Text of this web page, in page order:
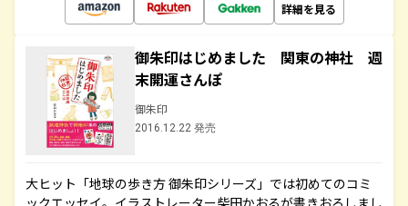
詳細を見る
御朱印はじめました 関東の神社 週
末開運さんぽ
御朱印
2016.12.22 発売
大ヒット「地球の歩き方 御朱印シリーズ」では初めてのコミ
ックエッセイ。イラストレーター柴田かおるが書きおろしまし